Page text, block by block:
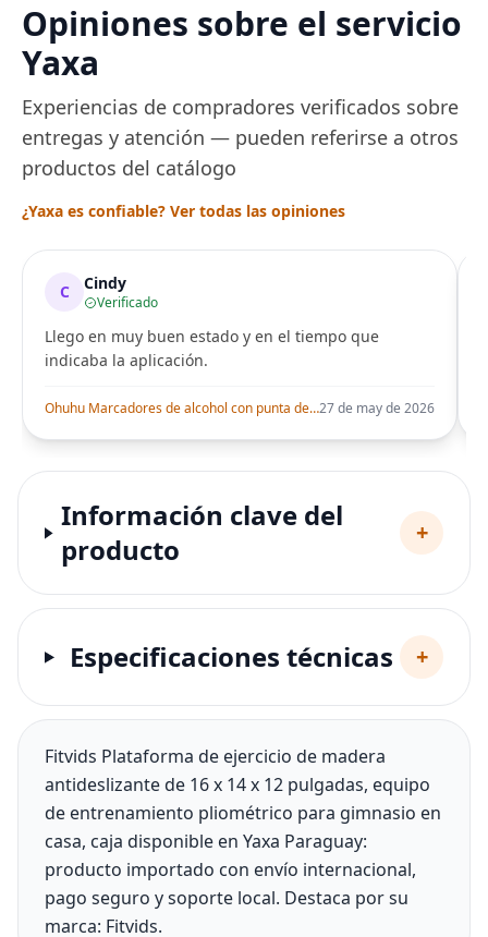
Opiniones sobre el servicio
Yaxa
Experiencias de compradores verificados sobre
entregas y atención — pueden referirse a otros
productos del catálogo
¿Yaxa es confiable? Ver todas las opiniones
C Cindy
Verificado
Llego en muy buen estado y en el tiempo que
indicaba la aplicación.
Ohuhu Marcadores de alcohol con punta de pincel – Juego de marcadores artísticos de doble punta con certificación AP para artistas adultos27 de may de 2026
Información clave del
producto
+
Especificaciones técnicas +
Fitvids Plataforma de ejercicio de madera
antideslizante de 16 x 14 x 12 pulgadas, equipo
de entrenamiento pliométrico para gimnasio en
casa, caja disponible en Yaxa Paraguay:
producto importado con envío internacional,
pago seguro y soporte local. Destaca por su
marca: Fitvids.